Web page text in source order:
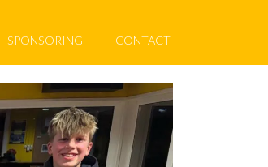
SPONSORING CONTACT